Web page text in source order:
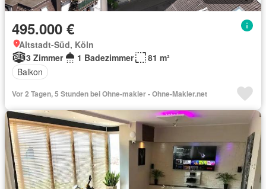
495.000 €
Altstadt-Süd, Köln
3 Zimmer
1 Badezimmer
81 m²
Balkon
Vor 2 Tagen, 5 Stunden bei Ohne-makler - Ohne-Makler.net